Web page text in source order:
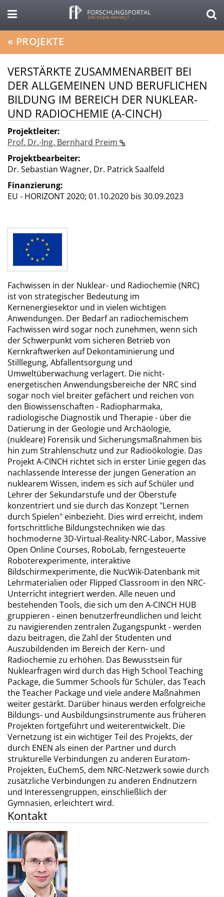
« PROJEKTE
VERSTÄRKTE ZUSAMMENARBEIT BEI
DER ALLGEMEINEN UND BERUFLICHEN
BILDUNG IM BEREICH DER NUKLEAR-
UND RADIOCHEMIE (A-CINCH)
Projektleiter:
Prof. Dr.-Ing. Bernhard Preim
Projektbearbeiter:
Dr. Sebastian Wagner, Dr. Patrick Saalfeld
Finanzierung:
EU - HORIZONT 2020; 01.10.2020 bis 30.09.2023
Fachwissen in der Nuklear- und Radiochemie (NRC)
ist von strategischer Bedeutung im
Kernenergiesektor und in vielen wichtigen
Anwendungen. Der Bedarf an radiochemischem
Fachwissen wird sogar noch zunehmen, wenn sich
der Schwerpunkt vom sicheren Betrieb von
Kernkraftwerken auf Dekontaminierung und
Stilllegung, Abfallentsorgung und
Umweltüberwachung verlagert. Die nicht-
energetischen Anwendungsbereiche der NRC sind
sogar noch viel breiter gefächert und reichen von
den Biowissenschaften - Radiopharmaka,
radiologische Diagnostik und Therapie - über die
Datierung in der Geologie und Archäologie,
(nukleare) Forensik und Sicherungsmaßnahmen bis
hin zum Strahlenschutz und zur Radioökologie. Das
Projekt A-CINCH richtet sich in erster Linie gegen das
nachlassende Interesse der jungen Generation an
nuklearem Wissen, indem es sich auf Schüler und
Lehrer der Sekundarstufe und der Oberstufe
konzentriert und sie durch das Konzept "Lernen
durch Spielen" einbezieht. Dies wird erreicht, indem
fortschrittliche Bildungstechniken wie das
hochmoderne 3D-Virtual-Reality-NRC-Labor, Massive
Open Online Courses, RoboLab, ferngesteuerte
Roboterexperimente, interaktive
Bildschirmexperimente, die NucWik-Datenbank mit
Lehrmaterialien oder Flipped Classroom in den NRC-
Unterricht integriert werden. Alle neuen und
bestehenden Tools, die sich um den A-CINCH HUB
gruppieren - einen benutzerfreundlichen und leicht
zu navigierenden zentralen Zugangspunkt - werden
dazu beitragen, die Zahl der Studenten und
Auszubildenden im Bereich der Kern- und
Radiochemie zu erhöhen. Das Bewusstsein für
Nuklearfragen wird durch das High School Teaching
Package, die Summer Schools für Schüler, das Teach
the Teacher Package und viele andere Maßnahmen
weiter gestärkt. Darüber hinaus werden erfolgreiche
Bildungs- und Ausbildungsinstrumente aus früheren
Projekten fortgeführt und weiterentwickelt. Die
Vernetzung ist ein wichtiger Teil des Projekts, der
durch ENEN als einen der Partner und durch
strukturelle Verbindungen zu anderen Euratom-
Projekten, EuChemS, dem NRC-Netzwerk sowie durch
zusätzliche Verbindungen zu anderen Endnutzern
und Interessengruppen, einschließlich der
Gymnasien, erleichtert wird.
Kontakt